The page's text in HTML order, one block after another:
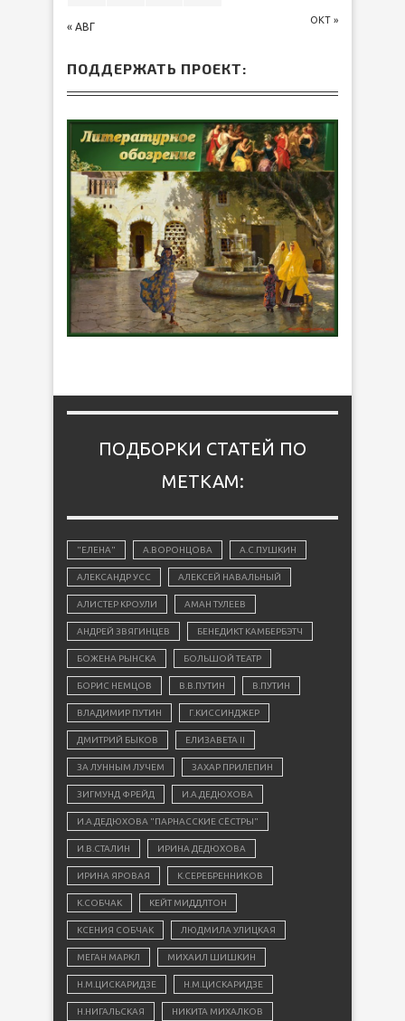
« АВГ
ОКТ »
ПОДДЕРЖАТЬ ПРОЕКТ:
ПОДБОРКИ СТАТЕЙ ПО
МЕТКАМ:
"ЕЛЕНА" А.ВОРОНЦОВА А.С.ПУШКИН
АЛЕКСАНДР УСС АЛЕКСЕЙ НАВАЛЬНЫЙ
АЛИСТЕР КРОУЛИ АМАН ТУЛЕЕВ
АНДРЕЙ ЗВЯГИНЦЕВ БЕНЕДИКТ КАМБЕРБЭТЧ
БОЖЕНА РЫНСКА БОЛЬШОЙ ТЕАТР
БОРИС НЕМЦОВ В.В.ПУТИН В.ПУТИН
ВЛАДИМИР ПУТИН Г.КИССИНДЖЕР
ДМИТРИЙ БЫКОВ ЕЛИЗАВЕТА II
ЗА ЛУННЫМ ЛУЧЕМ ЗАХАР ПРИЛЕПИН
ЗИГМУНД ФРЕЙД И.А.ДЕДЮХОВА
И.А.ДЕДЮХОВА "ПАРНАССКИЕ СЁСТРЫ"
И.В.СТАЛИН ИРИНА ДЕДЮХОВА
ИРИНА ЯРОВАЯ К.СЕРЕБРЕННИКОВ
К.СОБЧАК КЕЙТ МИДДЛТОН
КСЕНИЯ СОБЧАК ЛЮДМИЛА УЛИЦКАЯ
МЕГАН МАРКЛ МИХАИЛ ШИШКИН
Н.М.ЦИСКАРИДЗЕ Н.М.ЦИСКАРИДЗЕ
Н.НИГАЛЬСКАЯ НИКИТА МИХАЛКОВ